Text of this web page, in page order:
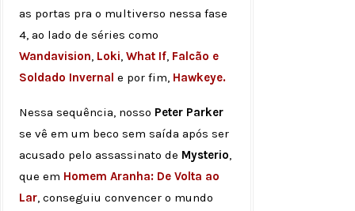
as portas pra o multiverso nessa fase
4, ao lado de séries como
Wandavision, Loki, What If, Falcão e
Soldado Invernal e por fim, Hawkeye.
Nessa sequência, nosso Peter Parker
se vê em um beco sem saída após ser
acusado pelo assassinato de Mysterio,
que em Homem Aranha: De Volta ao
Lar, conseguiu convencer o mundo